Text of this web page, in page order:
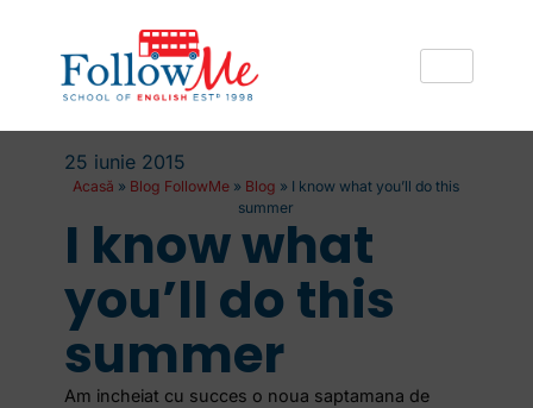
25 iunie 2015
Acasă » Blog FollowMe » Blog » I know what you’ll do this
summer
I know what
you’ll do this
summer
Am incheiat cu succes o noua saptamana de